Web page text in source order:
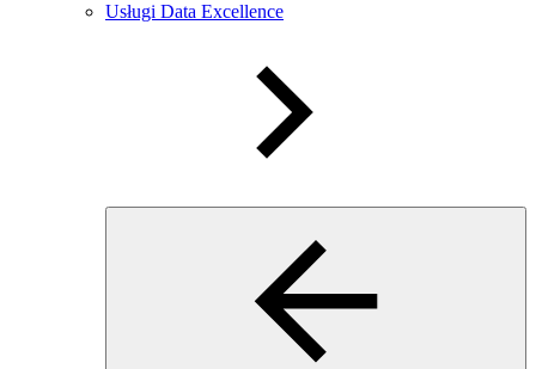
Usługi Data Excellence